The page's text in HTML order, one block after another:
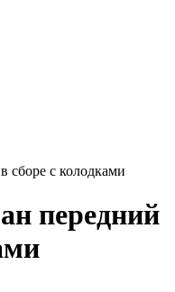
сборе с колодками
передний